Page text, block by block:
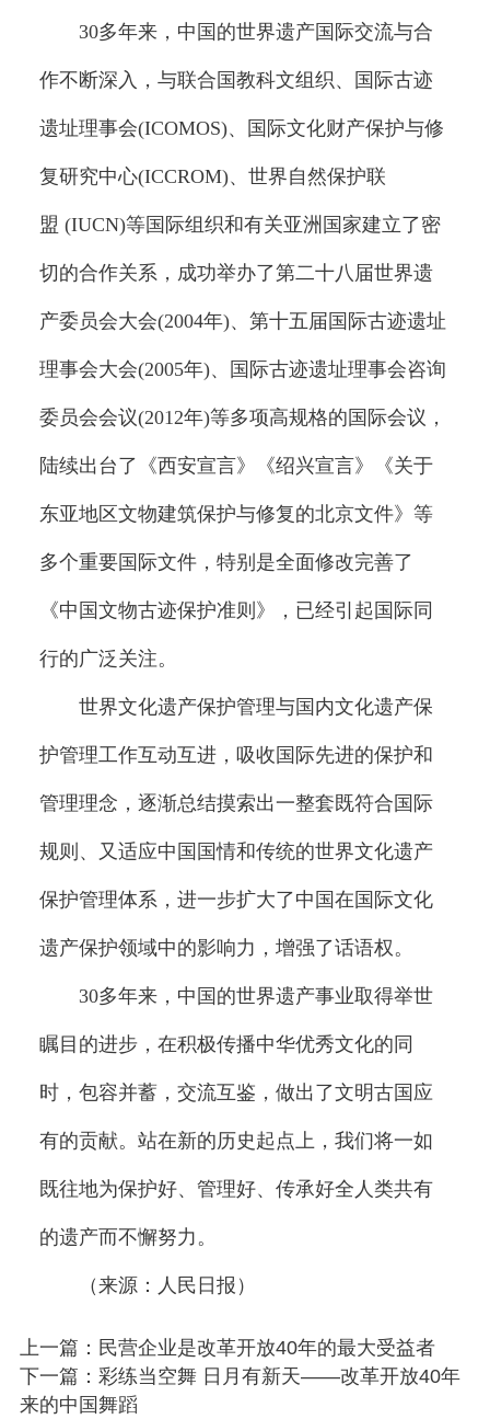
30多年来，中国的世界遗产国际交流与合
作不断深入，与联合国教科文组织、国际古迹
遗址理事会(ICOMOS)、国际文化财产保护与修
复研究中心(ICCROM)、世界自然保护联
盟 (IUCN)等国际组织和有关亚洲国家建立了密
切的合作关系，成功举办了第二十八届世界遗
产委员会大会(2004年)、第十五届国际古迹遗址
理事会大会(2005年)、国际古迹遗址理事会咨询
委员会会议(2012年)等多项高规格的国际会议，
陆续出台了《西安宣言》《绍兴宣言》《关于
东亚地区文物建筑保护与修复的北京文件》等
多个重要国际文件，特别是全面修改完善了
《中国文物古迹保护准则》，已经引起国际同
行的广泛关注。
世界文化遗产保护管理与国内文化遗产保
护管理工作互动互进，吸收国际先进的保护和
管理理念，逐渐总结摸索出一整套既符合国际
规则、又适应中国国情和传统的世界文化遗产
保护管理体系，进一步扩大了中国在国际文化
遗产保护领域中的影响力，增强了话语权。
30多年来，中国的世界遗产事业取得举世
瞩目的进步，在积极传播中华优秀文化的同
时，包容并蓄，交流互鉴，做出了文明古国应
有的贡献。站在新的历史起点上，我们将一如
既往地为保护好、管理好、传承好全人类共有
的遗产而不懈努力。
（来源：人民日报）
上一篇：民营企业是改革开放40年的最大受益者
下一篇：彩练当空舞 日月有新天——改革开放40年
来的中国舞蹈